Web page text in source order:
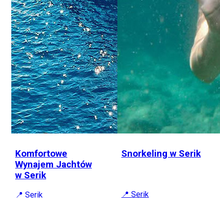
Komfortowe
Wynajem Jachtów
w Serik
📍 Serik
Snorkeling w Serik
📍 Serik